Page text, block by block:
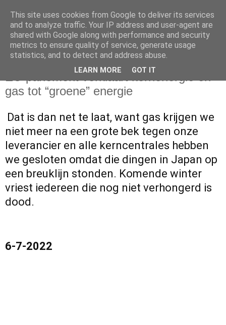
zondag 10 juli 2022
EU-parlement verklaart kernenergie en
gas tot “groene” energie
Dat is dan net te laat, want gas krijgen we
niet meer na een grote bek tegen onze
leverancier en alle kerncentrales hebben
we gesloten omdat die dingen in Japan op
een breuklijn stonden. Komende winter
vriest iedereen die nog niet verhongerd is
dood.
6-7-2022
This site uses cookies from Google to deliver its services
and to analyze traffic. Your IP address and user-agent are
shared with Google along with performance and security
metrics to ensure quality of service, generate usage
statistics, and to detect and address abuse.
LEARN MORE GOT IT